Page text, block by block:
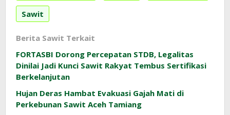
Sawit
Berita Sawit Terkait
FORTASBI Dorong Percepatan STDB, Legalitas
Dinilai Jadi Kunci Sawit Rakyat Tembus Sertifikasi
Berkelanjutan
Hujan Deras Hambat Evakuasi Gajah Mati di
Perkebunan Sawit Aceh Tamiang